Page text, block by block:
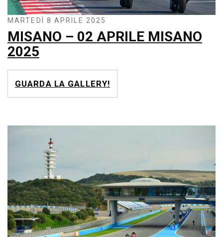
MARTEDÌ 8 APRILE 2025
MISANO – 02 APRILE MISANO
2025
GUARDA LA GALLERY!